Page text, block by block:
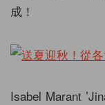
成！
Isabel Marant